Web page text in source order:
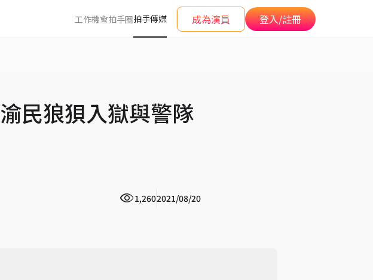
工作機會拍手圈拍手傳媒 成為演員 登入/註冊
民狼狽入獄與警隊
1,2602021/08/20